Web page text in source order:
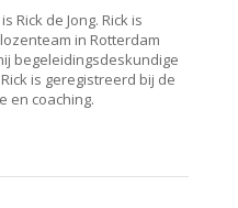
Rick de Jong. Rick is
in Rotterdam
begeleidingsdeskundige
is geregistreerd bij de
en coaching.